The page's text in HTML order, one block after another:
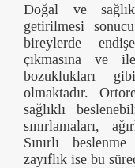
Doğal ve
getirilmesi
bireylerde
çıkmasına ve
bozuklukları
olmaktadır.
sağlıklı
sınırlamaları,
Sınırlı
zayıflık ise bu